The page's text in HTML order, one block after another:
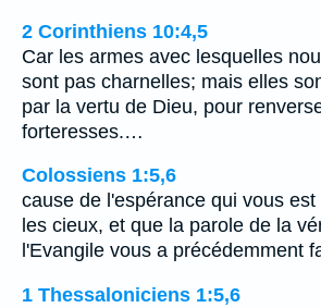
2 Corinthiens 10:4,5
Car les armes avec lesquelles
sont pas charnelles; mais elles
par la vertu de Dieu, pour
forteresses.…
Colossiens 1:5,6
cause de l'espérance qui vous
les cieux, et que la parole de la
l'Evangile vous a précédemment
1 Thessaloniciens 1:5,6